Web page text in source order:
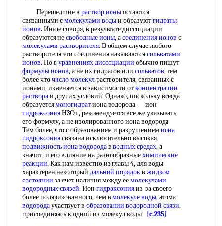
Перешедшие в раствор ионыостаются
связанными смолекулами водыи образуютгидраты
ионов. Иначе говоря, в результате диссоциации
образуются несвободные ионы, асоединения ионов с
молекулами растворителя. В общем случае любого
растворителя эти соединения называютсясольватами
ионов. Но в уравнениях диссоциации обычно пишут
формулы ионов, а не их гидратов или сольватов, тем
более чточисло молекулрастворителя, связанных с
ионами, изменяется в зависимости отконцентрации
раствораи других условий. Однако, поскольку всегда
образуетсямоногидратиона водорода — ион
гидроксонияН3О+, рекомендуется все же указывать
его формулу, а не изолированного иона водорода.
Тем более, что с образованием и разрушениемиона
гидроксониясвязана исключительно высокая
подвижность иона водородав водных средах, а
значит, и его влияние на разнообразныехимические
реакции. Как нам известно из главы 4, для воды
характерен некоторый дальний порядокв жидком
состоянии за счет наличия между еемолекулами
водородных связей. Ион гидроксонияиз-за своего
более поляризованного, чем в молекуле воды, атома
водородаучаствует в образовании водородной связи,
присоединяясь к одной из молекул воды
[c.235]